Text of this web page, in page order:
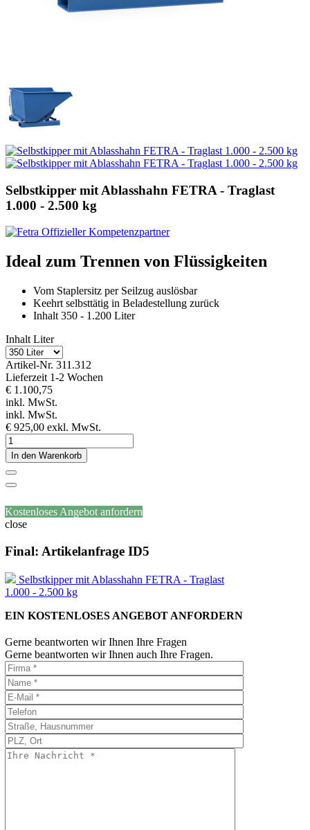
Selbstkipper mit Ablasshahn FETRA - Traglast
1.000 - 2.500 kg
Ideal zum Trennen von Flüssigkeiten
Vom Staplersitz per Seilzug auslösbar
Keehrt selbsttätig in Beladestellung zurück
Inhalt 350 - 1.200 Liter
Inhalt Liter
Artikel-Nr. 311.312
Lieferzeit 1-2 Wochen
€ 1.100,75
inkl. MwSt.
inkl. MwSt.
€ 925,00 exkl. MwSt.
In den Warenkorb
Kostenloses Angebot anfordern
close
Final: Artikelanfrage ID5
Selbstkipper mit Ablasshahn FETRA - Traglast
1.000 - 2.500 kg
EIN KOSTENLOSES ANGEBOT ANFORDERN
Gerne beantworten wir Ihnen Ihre Fragen
Gerne beantworten wir Ihnen auch Ihre Fragen.